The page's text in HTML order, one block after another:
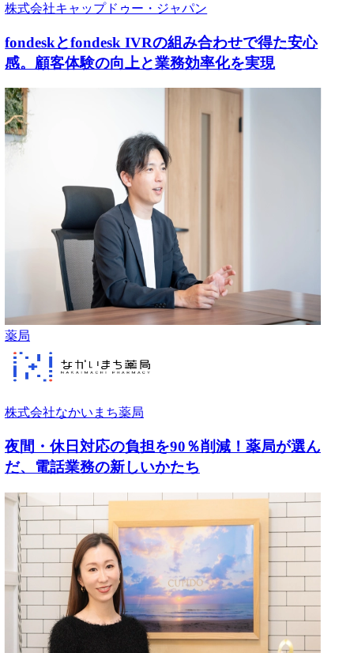
株式会社キャップドゥー・ジャパン
fondeskとfondesk IVRの組み合わせで得た安心
感。顧客体験の向上と業務効率化を実現
薬局
株式会社なかいまち薬局
夜間・休日対応の負担を90％削減！薬局が選ん
だ、電話業務の新しいかたち